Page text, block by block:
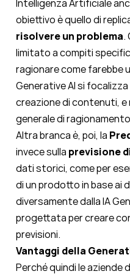
Intelligenza Artificiale
obiettivo è quello di
risolvere un problema.
limitato a compiti
ragionare come farebbe
Generative AIsi focalizza
creazione di contenuti, e
generale di
Altra branca è, poi, la
invece sulla previsione
dati storici, come per
di un prodotto in base ai
diversamente dalla IA
progettata per creare
previsioni.
Vantaggi della
Perché quindi le